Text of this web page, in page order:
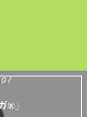
®」